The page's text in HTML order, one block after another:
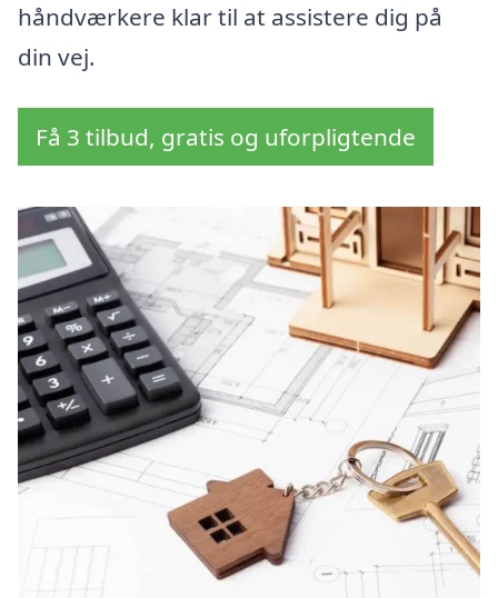
håndværkere klar til at assistere dig på
din vej.
Få 3 tilbud, gratis og uforpligtende